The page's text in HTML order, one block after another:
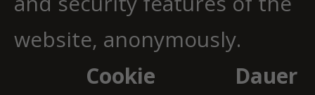
website, anonymously.
Cookie
Dauer